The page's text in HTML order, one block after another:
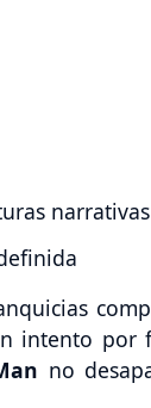
narrativas
intento por
no